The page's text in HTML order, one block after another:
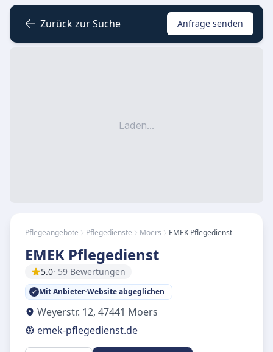
Zurück zur Suche Anfrage senden
Laden...
Pflegeangebote Pflegedienste Moers EMEK Pflegedienst
EMEK Pflegedienst
5.0· 59 Bewertungen
Mit Anbieter-Website abgeglichen
Weyerstr. 12, 47441 Moers
emek-pflegedienst.de